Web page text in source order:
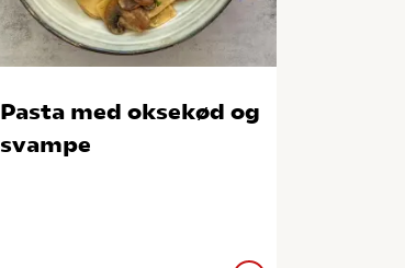
Pasta med oksekød og
svampe